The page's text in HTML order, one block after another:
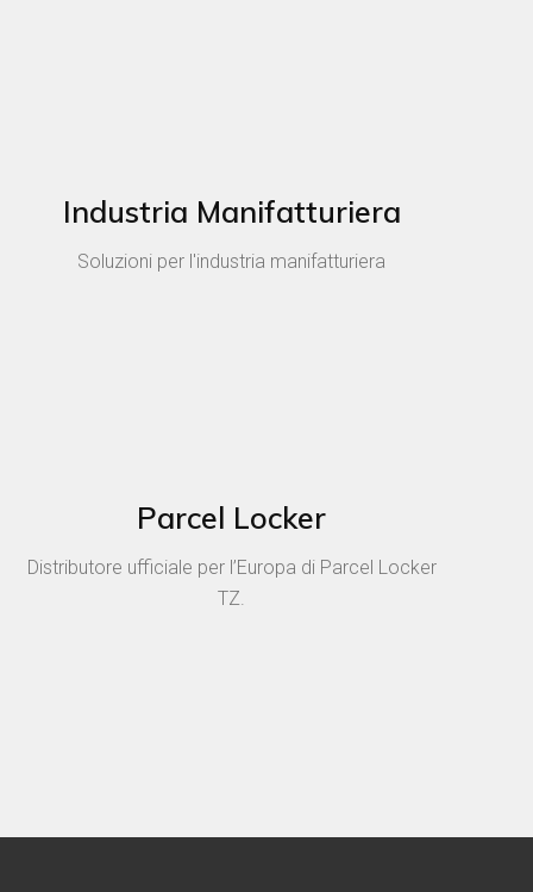
Industria Manifatturiera
Soluzioni per l'industria manifatturiera
Parcel Locker
Distributore ufficiale per l’Europa di Parcel Locker
TZ.